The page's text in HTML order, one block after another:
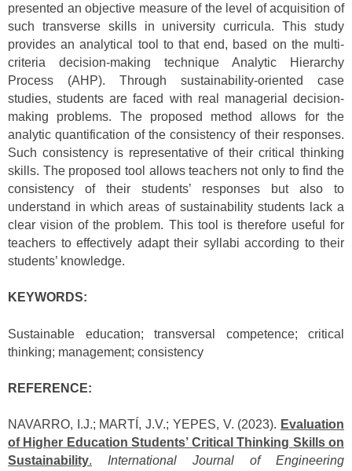
presented an objective measure of the level of acquisition of
such transverse skills in university curricula. This study
provides an analytical tool to that end, based on the multi-
criteria decision-making technique Analytic Hierarchy
Process (AHP). Through sustainability-oriented case
studies, students are faced with real managerial decision-
making problems. The proposed method allows for the
analytic quantification of the consistency of their responses.
Such consistency is representative of their critical thinking
skills. The proposed tool allows teachers not only to find the
consistency of their students’ responses but also to
understand in which areas of sustainability students lack a
clear vision of the problem. This tool is therefore useful for
teachers to effectively adapt their syllabi according to their
students’ knowledge.
KEYWORDS:
Sustainable education; transversal competence; critical
thinking; management; consistency
REFERENCE:
NAVARRO, I.J.; MARTÍ, J.V.; YEPES, V. (2023). Evaluation
of Higher Education Students’ Critical Thinking Skills on
Sustainability.
International Journal of Engineering